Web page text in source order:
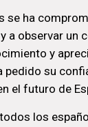
se ha
a observar un
y
pedido su
el futuro de
los